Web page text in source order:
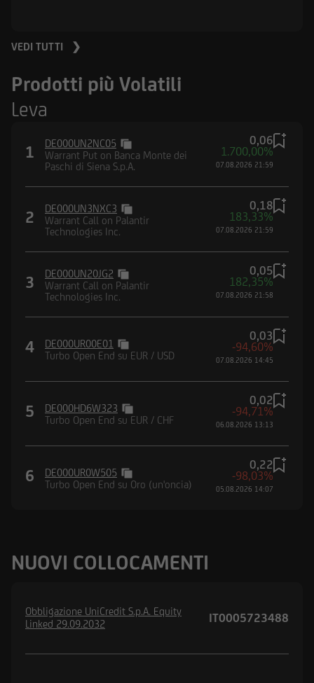
VEDI TUTTI ❯
Prodotti più Volatili
Leva
1
DE000UN2NC05
Warrant Put on Banca Monte dei
Paschi di Siena S.p.A.
0,06
1.700,00%
07.08.2026 21:59
2
DE000UN3NXC3
Warrant Call on Palantir
Technologies Inc.
0,18
183,33%
07.08.2026 21:59
3
DE000UN20JG2
Warrant Call on Palantir
Technologies Inc.
0,05
182,35%
07.08.2026 21:58
4
DE000UR00E01
Turbo Open End su EUR / USD
0,03
-94,60%
07.08.2026 14:45
5
DE000HD6W323
Turbo Open End su EUR / CHF
0,02
-94,71%
06.08.2026 13:13
6
DE000UR0W505
Turbo Open End su Oro (un'oncia)
0,22
-98,03%
05.08.2026 14:07
NUOVI COLLOCAMENTI
Obbligazione UniCredit S.p.A. Equity
Linked 29.09.2032
IT0005723488